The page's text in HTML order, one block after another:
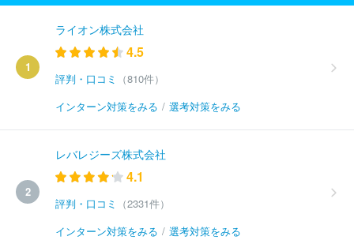
1
ライオン株式会社
4.5
評判・口コミ
（810件）
インターン対策をみる / 選考対策をみる
2
レバレジーズ株式会社
4.1
評判・口コミ
（2331件）
インターン対策をみる / 選考対策をみる